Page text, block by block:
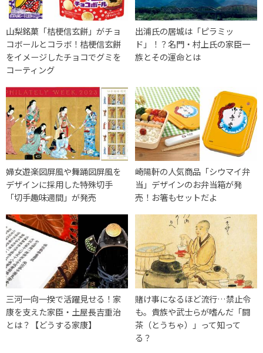
山梨銘菓「桔梗信玄餅」がチョ
コボールとコラボ！桔梗信玄餅
をイメージしたチョコでグミを
コーティング
出浦氏の居城は「ピラミッ
ド」！？名門・村上氏の家臣一
族とその運命とは
婦女遊楽図屏風や舞踊図屏風を
デザインに採用した特殊切手
「切手趣味週間」が発売
崎陽軒の人気商品「シウマイ弁
当」デザインのお弁当箱が発
売！お箸もセットだよ
三河一向一揆で活躍見せる！家
康を支えた家臣・土屋長吉重治
とは？【どうする家康】
賭け事になるほど流行…禁止令
も。貴族や武士らが嗜んだ「闘
茶（とうちゃ）」って知って
る？